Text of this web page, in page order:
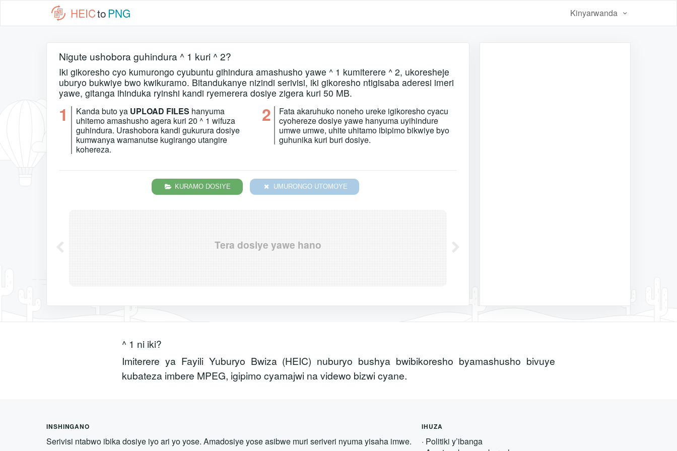
HEICto PNG Kinyarwanda
Nigute ushobora guhindura ^ 1 kuri ^ 2?
Iki gikoresho cyo kumurongo cyubuntu gihindura amashusho yawe ^ 1 kumiterere ^ 2, ukoresheje
uburyo bukwiye bwo kwikuramo. Bitandukanye nizindi serivisi, iki gikoresho ntigisaba aderesi imeri
yawe, gitanga ihinduka ryinshi kandi ryemerera dosiye zigera kuri 50 MB.
1 Kanda buto ya UPLOAD FILES hanyuma
uhitemo amashusho agera kuri 20 ^ 1 wifuza
guhindura. Urashobora kandi gukurura dosiye
kumwanya wamanutse kugirango utangire
kohereza.
2
Fata akaruhuko noneho ureke igikoresho cyacu
cyohereze dosiye yawe hanyuma uyihindure
umwe umwe, uhite uhitamo ibipimo bikwiye byo
guhunika kuri buri dosiye.
KURAMO DOSIYE UMURONGO UTOMOYE
Tera dosiye yawe hano
^ 1 ni iki?
Imiterere ya Fayili Yuburyo Bwiza (HEIC) nuburyo bushya bwibikoresho byamashusho bivuye
kubateza imbere MPEG, igipimo cyamajwi na videwo bizwi cyane.
INSHINGANO
Serivisi ntabwo ibika dosiye iyo ari yo yose. Amadosiye yose asibwe muri seriveri nyuma yisaha imwe.
IHUZA
· Politiki y’ibanga